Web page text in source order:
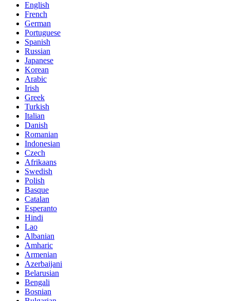
English
French
German
Portuguese
Spanish
Russian
Japanese
Korean
Arabic
Irish
Greek
Turkish
Italian
Danish
Romanian
Indonesian
Czech
Afrikaans
Swedish
Polish
Basque
Catalan
Esperanto
Hindi
Lao
Albanian
Amharic
Armenian
Azerbaijani
Belarusian
Bengali
Bosnian